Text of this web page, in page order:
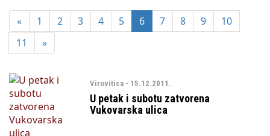
Državni tajnik Rukavina: Hrvatska ima 3,6 milijuna birača
HŽ Infrastruktura: Nesreće na željezničkim prijelazima
prepolovljene
Državni inspektorat opozvao Barebells pločicu - soft protein
bar Coco Choco
« 1 2 3 4 5 6 7 8 9
10
11
»
Virovitica - 15.12.2011.
U petak i subotu zatvorena
Vukovarska ulica